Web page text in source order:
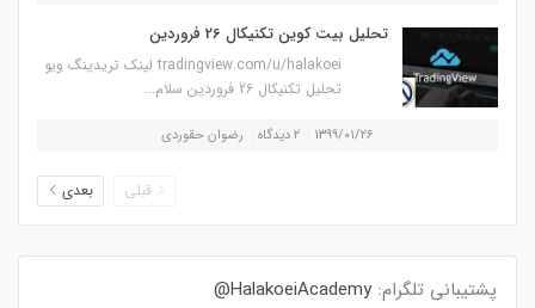
تحلیل بیت کوین تکنیکال 26 فروردین
tradingview.com/u/halakoei لینک تریدینگ ویو
تحلیل تکنیکال 26 فروردین سلام...
۱۳۹۹/۰۱/۲۶ ۲ دیدگاه رضوان حقوردی
قبلی بعدی
پشتیبانی تلگرام: HalakoeiAcademy@